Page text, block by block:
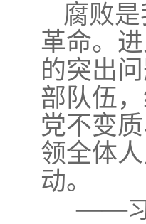
腐败
革命。
的突出
部队伍
党不变
领全体
动。
——